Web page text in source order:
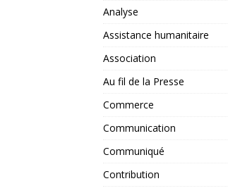
Analyse
Assistance humanitaire
Association
Au fil de la Presse
Commerce
Communication
Communiqué
Contribution